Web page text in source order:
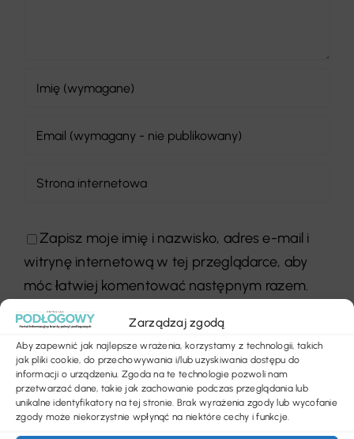
Zarządzaj zgodą
Aby zapewnić jak najlepsze wrażenia, korzystamy z technologii, takich
jak pliki cookie, do przechowywania i/lub uzyskiwania dostępu do
informacji o urządzeniu. Zgoda na te technologie pozwoli nam
przetwarzać dane, takie jak zachowanie podczas przeglądania lub
unikalne identyfikatory na tej stronie. Brak wyrażenia zgody lub wycofanie
zgody może niekorzystnie wpłynąć na niektóre cechy i funkcje.
Zapisz moje imię i nazwisko, adres e-mail i
witrynę internetową w tej przeglądarce, aby
móc łatwiej komentować następnym razem.